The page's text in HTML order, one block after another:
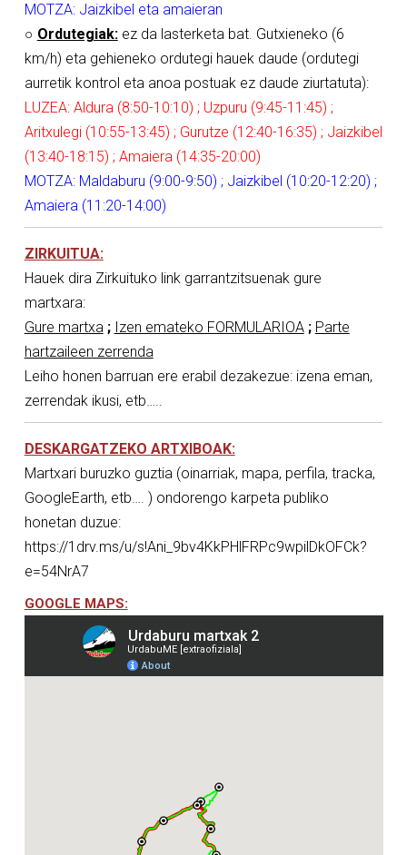
MOTZA: Jaizkibel eta amaieran
○ Ordutegiak:ez da lasterketa bat. Gutxieneko (6
km/h) eta gehieneko ordutegi hauek daude (ordutegi
aurretik kontrol eta anoa postuak ez daude ziurtatuta):
LUZEA: Aldura (8:50-10:10) ; Uzpuru (9:45-11:45) ;
Aritxulegi (10:55-13:45) ; Gurutze (12:40-16:35) ; Jaizkibel
(13:40-18:15) ; Amaiera (14:35-20:00)
MOTZA: Maldaburu (9:00-9:50) ; Jaizkibel (10:20-12:20) ;
Amaiera (11:20-14:00)
ZIRKUITUA:
Hauek dira Zirkuituko link garrantzitsuenak gure
martxara:
Gure martxa ; Izen emateko FORMULARIOA ; Parte
hartzaileen zerrenda
Leiho honen barruan ere erabil dezakezue: izena eman,
zerrendak ikusi, etb…..
DESKARGATZEKO ARTXIBOAK:
Martxari buruzko guztia (oinarriak, mapa, perfila, tracka,
GoogleEarth, etb…. ) ondorengo karpeta publiko
honetan duzue:
https://1drv.ms/u/s!Ani_9bv4KkPHlFRPc9wpilDkOFCk?
e=54NrA7
GOOGLE MAPS: